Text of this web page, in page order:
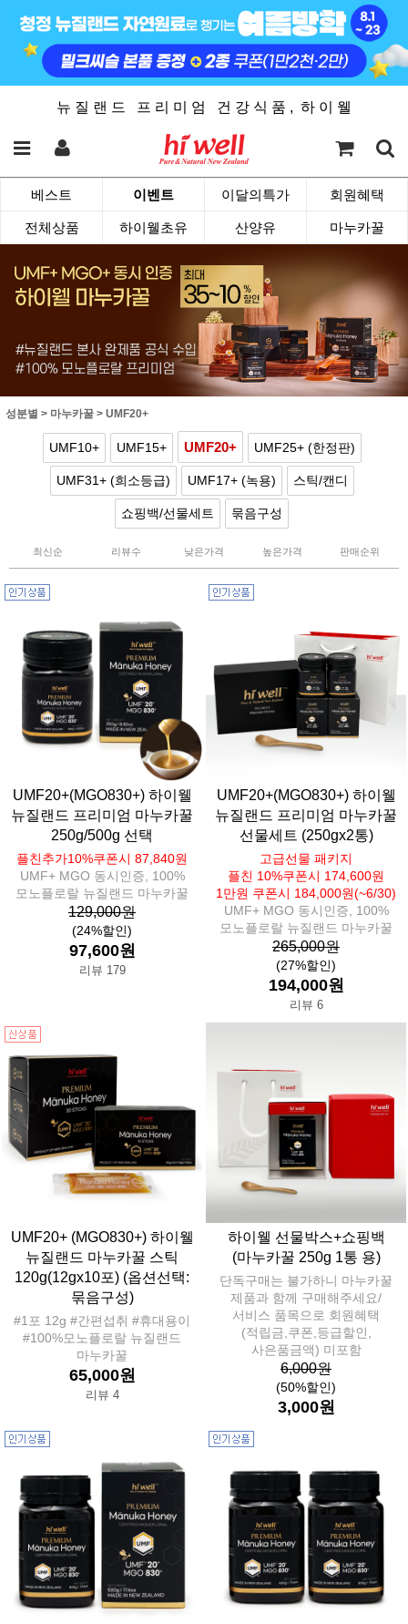
뉴 질 랜 드 프 리 미 엄 건 강 식 품 , 하 이 웰
베스트 이벤트 이달의특가 회원혜택
전체상품 하이웰초유 산양유 마누카꿀
성분별 > 마누카꿀 > UMF20+
UMF10+ UMF15+ UMF20+ UMF25+ (한정판)
UMF31+ (희소등급) UMF17+ (녹용) 스틱/캔디
쇼핑백/선물세트 묶음구성
최신순 리뷰수 낮은가격 높은가격 판매순위
UMF20+(MGO830+) 하이웰
뉴질랜드 프리미엄 마누카꿀
250g/500g 선택
플친추가10%쿠폰시 87,840원
UMF+ MGO 동시인증, 100%
모노플로랄 뉴질랜드 마누카꿀
129,000원
(24%할인)
97,600원
리뷰 179
UMF20+(MGO830+) 하이웰
뉴질랜드 프리미엄 마누카꿀
선물세트 (250gx2통)
고급선물 패키지
플친 10%쿠폰시 174,600원
1만원 쿠폰시 184,000원(~6/30)
UMF+ MGO 동시인증, 100%
모노플로랄 뉴질랜드 마누카꿀
265,000원
(27%할인)
194,000원
리뷰 6
UMF20+ (MGO830+) 하이웰
뉴질랜드 마누카꿀 스틱
120g(12gx10포) (옵션선택:
묶음구성)
#1포 12g #간편섭취 #휴대용이
#100%모노플로랄 뉴질랜드
마누카꿀
65,000원
리뷰 4
하이웰 선물박스+쇼핑백
(마누카꿀 250g 1통 용)
단독구매는 불가하니 마누카꿀
제품과 함께 구매해주세요/
서비스 품목으로 회원혜택
(적립금,쿠폰,등급할인,
사은품금액) 미포함
6,000원
(50%할인)
3,000원